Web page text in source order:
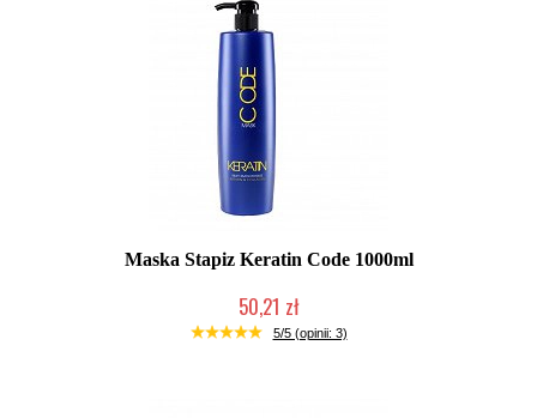
Maska Stapiz Keratin Code 1000ml
50,21 zł
Duża ilość (wysyłka w 24h)
5/5 (opinii: 3)